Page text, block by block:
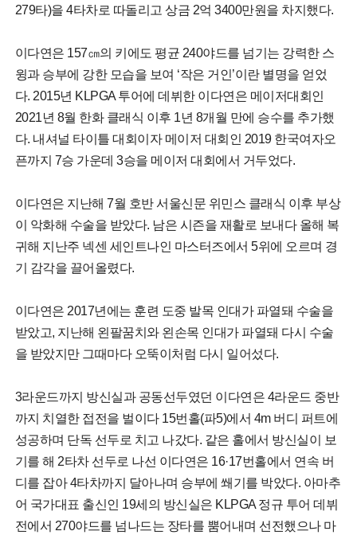
279타)을 4타차로 따돌리고 상금 2억 3400만원을 차지했다.
이다연은 157㎝의 키에도 평균 240야드를 넘기는 강력한 스
윙과 승부에 강한 모습을 보여 ‘작은 거인’이란 별명을 얻었
다. 2015년 KLPGA 투어에 데뷔한 이다연은 메이저대회인
2021년 8월 한화 클래식 이후 1년 8개월 만에 승수를 추가했
다. 내셔널 타이틀 대회이자 메이저 대회인 2019 한국여자오
픈까지 7승 가운데 3승을 메이저 대회에서 거두었다.
이다연은 지난해 7월 호반 서울신문 위민스 클래식 이후 부상
이 악화해 수술을 받았다. 남은 시즌을 재활로 보내다 올해 복
귀해 지난주 넥센 세인트나인 마스터즈에서 5위에 오르며 경
기 감각을 끌어올렸다.
이다연은 2017년에는 훈련 도중 발목 인대가 파열돼 수술을
받았고, 지난해 왼팔꿈치와 왼손목 인대가 파열돼 다시 수술
을 받았지만 그때마다 오뚝이처럼 다시 일어섰다.
3라운드까지 방신실과 공동선두였던 이다연은 4라운드 중반
까지 치열한 접전을 벌이다 15번홀(파5)에서 4m 버디 퍼트에
성공하며 단독 선두로 치고 나갔다. 같은 홀에서 방신실이 보
기를 해 2타차 선두로 나선 이다연은 16·17번홀에서 연속 버
디를 잡아 4타차까지 달아나며 승부에 쐐기를 박았다. 아마추
어 국가대표 출신인 19세의 방신실은 KLPGA 정규 투어 데뷔
전에서 270야드를 넘나드는 장타를 뿜어내며 선전했으나 마